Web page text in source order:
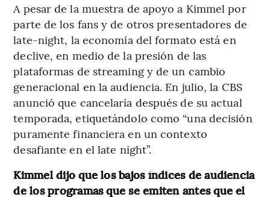
A pesar de la muestra de apoyo a Kimmel por
parte de los fans y de otros presentadores de
late-night, la economía del formato está en
declive, en medio de la presión de las
plataformas de streaming y de un cambio
generacional en la audiencia. En julio, la CBS
anunció que cancelaría después de su actual
temporada, etiquetándolo como “una decisión
puramente financiera en un contexto
desafiante en el late night”.
Kimmel dijo que los bajos índices de audiencia
de los programas que se emiten antes que el